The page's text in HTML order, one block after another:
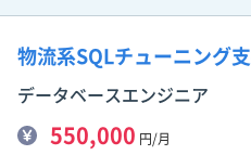
物流系SQLチューニング
データベースエンジニア
550,000 円/月